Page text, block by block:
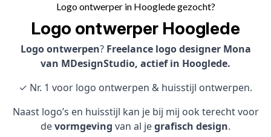
Logo ontwerper in Hooglede gezocht?
Logo ontwerper Hooglede
Logo ontwerpen? Freelance logo designer Mona
van MDesignStudio, actief in Hooglede.
✓ Nr. 1 voor logo ontwerpen & huisstijl ontwerpen.
Naast logo’s en huisstijl kan je bij mij ook terecht voor
devormgeving van al jegrafisch design.